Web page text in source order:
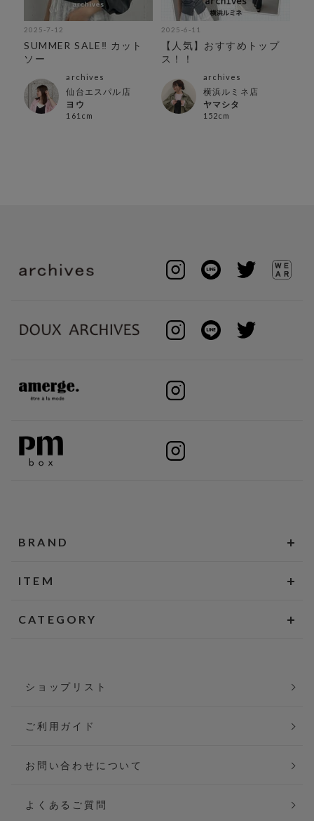
2025-7-12
SUMMER SALE‼︎ カット
ソー
archives
仙台エスパル店
ヨウ
161cm
2025-6-11
【人気】おすすめトップ
ス！！
archives
横浜ルミネ店
ヤマシタ
152cm
BRAND
ITEM
CATEGORY
ショップリスト
ご利用ガイド
お問い合わせについて
よくあるご質問